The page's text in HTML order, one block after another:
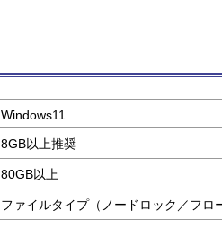
Windows11
8GB以上推奨
80GB以上
ファイルタイプ（ノードロック／フロ